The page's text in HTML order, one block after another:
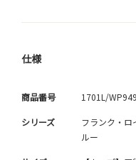
仕様
商品番号 1701L/
シリーズ
フランク・ロ
ルー